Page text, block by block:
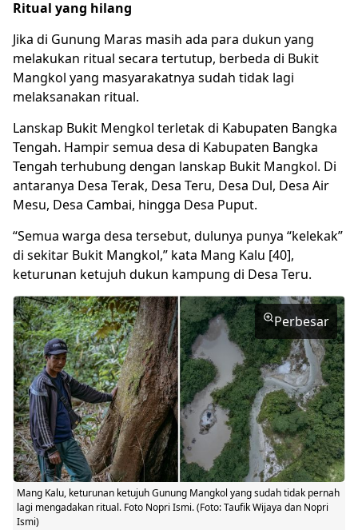
Ritual yang hilang
Jika di Gunung Maras masih ada para dukun yang
melakukan ritual secara tertutup, berbeda di Bukit
Mangkol yang masyarakatnya sudah tidak lagi
melaksanakan ritual.
Lanskap Bukit Mengkol terletak di Kabupaten Bangka
Tengah. Hampir semua desa di Kabupaten Bangka
Tengah terhubung dengan lanskap Bukit Mangkol. Di
antaranya Desa Terak, Desa Teru, Desa Dul, Desa Air
Mesu, Desa Cambai, hingga Desa Puput.
“Semua warga desa tersebut, dulunya punya “kelekak”
di sekitar Bukit Mangkol,” kata Mang Kalu [40],
keturunan ketujuh dukun kampung di Desa Teru.
Perbesar
Mang Kalu, keturunan ketujuh Gunung Mangkol yang sudah tidak pernah
lagi mengadakan ritual. Foto Nopri Ismi. (Foto: Taufik Wijaya dan Nopri
Ismi)